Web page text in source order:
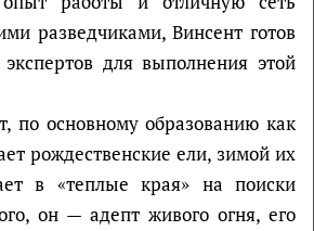
разведчиками, Винсент готов
для выполнения этой
по основному образованию как
рождественские ели, зимой их
в «теплые края» на поиски
он — адепт живого огня, его